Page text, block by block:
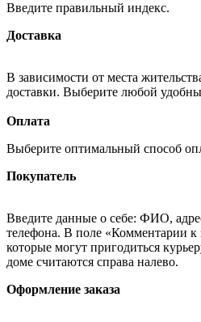
Введите правильный индекс.
Доставка
В зависимости от места
доставки. Выберите любой
Оплата
Выберите оптимальный способ
Покупатель
Введите данные о себе: ФИО,
телефона. В поле «Комментарии к
которые могут пригодиться
доме считаются справа налево.
Оформление заказа